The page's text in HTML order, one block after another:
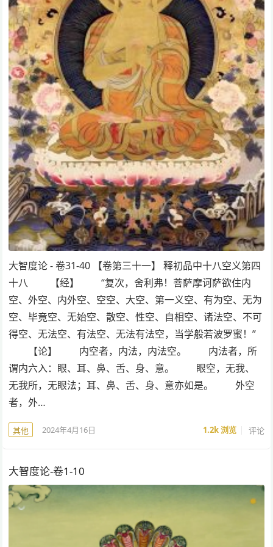
大智度论 - 卷31-40 【卷第三十一】 释初品中十八空义第四
十八 【经】 “复次，舍利弗！菩萨摩诃萨欲住内
空、外空、内外空、空空、大空、第一义空、有为空、无为
空、毕竟空、无始空、散空、性空、自相空、诸法空、不可
得空、无法空、有法空、无法有法空，当学般若波罗蜜！”
【论】 内空者，内法，内法空。 内法者，所
谓内六入：眼、耳、鼻、舌、身、意。 眼空，无我、
无我所，无眼法；耳、鼻、舌、身、意亦如是。 外空
者，外…
其他 2024年4月16日 1.2k浏览 评论
大智度论-卷1-10